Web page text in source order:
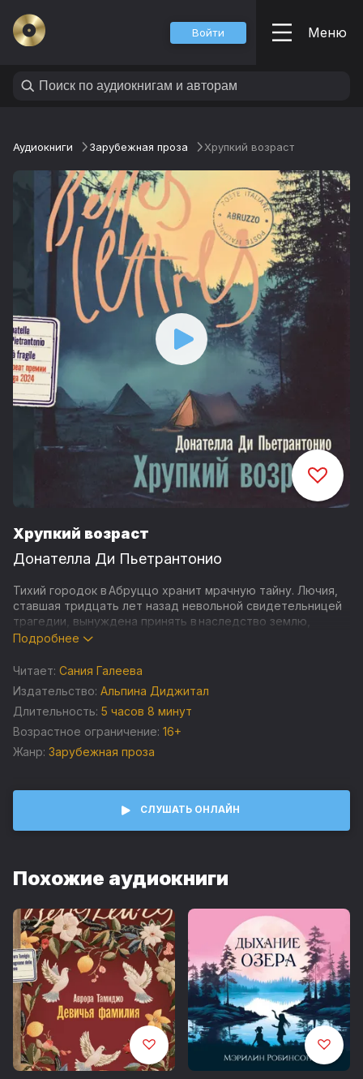
Войти Меню
Аудиокниги Зарубежная проза Хрупкий возраст
Хрупкий возраст
Донателла Ди Пьетрантонио
Тихий городок в Абруццо хранит мрачную тайну. Лючия,
ставшая тридцать лет назад невольной свидетельницей
трагедии, вынуждена принять в наследство землю,
на которой она произошла. В то же время дочь Лючии,
и замкнутой. Мать хочет помочь ей, поддержать
бесплодными: прежде чем стать опорой для дочери, ей
необходимо разобраться с собственным прошлым.
Эта история — о хрупкости человеческой души,
прощении, исцелении и надежде. И о том, что счастливое
событий, пережитых в юности, — наше единственное
Подробнее
Читает: Сания Галеева
Издательство: Альпина Диджитал
Длительность: 5 часов 8 минут
Возрастное ограничение: 16+
Жанр: Зарубежная проза
СЛУШАТЬ ОНЛАЙН
Похожие аудиокниги